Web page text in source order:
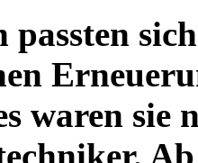
passten
waren